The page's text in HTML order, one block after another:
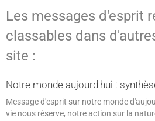
Les messages d'esprit
classables dans
site :
Notre monde aujourd'hui :
Message d'esprit sur notre monde
vie nous réserve, notre action sur la